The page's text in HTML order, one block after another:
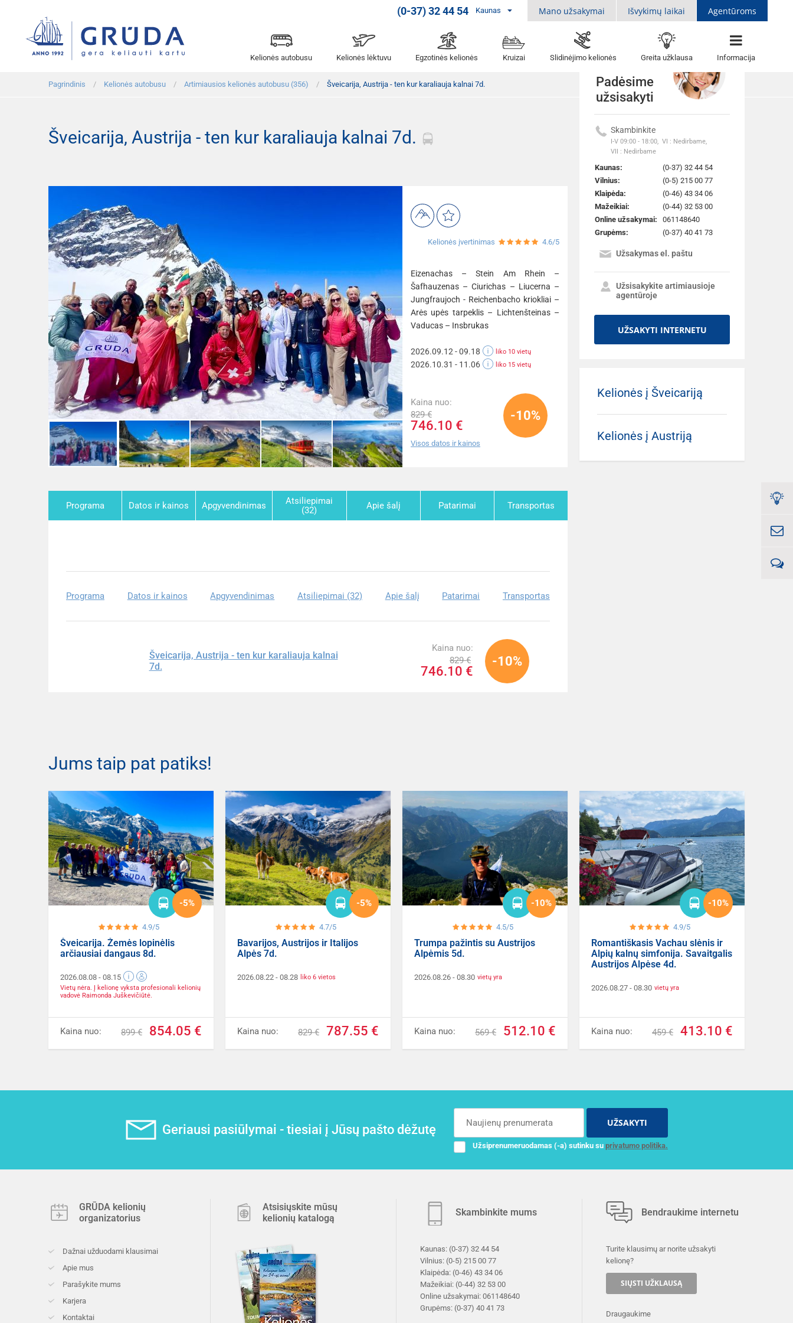
(0-37) 32 44 54 Kaunas Mano užsakymai Išvykimų laikai Agentūroms
Kelionės autobusu Kelionės lėktuvu Egzotinės kelionės Kruizai Slidinėjimo kelionės Greita užklausa Informacija
Pagrindinis Kelionės autobusu Artimiausios kelionės autobusu (356) Šveicarija, Austrija - ten kur karaliauja kalnai 7d.
Šveicarija, Austrija - ten kur karaliauja kalnai 7d.
Kelionės įvertinimas 4.6/5
Eizenachas – Stein Am Rhein –
Šafhauzenas – Ciurichas – Liucerna –
Jungfraujoch - Reichenbacho kriokliai –
Arės upės tarpeklis – Lichtenšteinas –
Vaducas – Insbrukas
2026.09.12 - 09.18 liko 10 vietų
2026.10.31 - 11.06 liko 15 vietų
Kaina nuo:
829 €
746.10 €
-10%
Visos datos ir kainos
Programa Datos ir kainos Apgyvendinimas
Atsiliepimai
(32)
Apie šalį Patarimai Transportas
Programa Datos ir kainos Apgyvendinimas Atsiliepimai (32) Apie šalį Patarimai Transportas
Šveicarija, Austrija - ten kur karaliauja kalnai
7d.
Kaina nuo:
829 €
746.10 €
-10%
Padėsime
užsisakyti
Skambinkite
I-V 09:00 - 18:00, VI : Nedirbame,
VII : Nedirbame
Kaunas:
(0-37) 32 44 54
Vilnius:
(0-5) 215 00 77
Klaipėda:
(0-46) 43 34 06
Mažeikiai:
(0-44) 32 53 00
Online užsakymai:
061148640
Grupėms:
(0-37) 40 41 73
Užsakymas el. paštu
Užsisakykite artimiausioje
agentūroje
UŽSAKYTI INTERNETU
Kelionės į Šveicariją
Kelionės į Austriją
Jums taip pat patiks!
4.9/5
-5%
Šveicarija. Žemės lopinėlis
arčiausiai dangaus 8d.
2026.08.08 - 08.15
Vietų nėra. Į kelionę vyksta profesionali kelionių
vadovė Raimonda Juškevičiūtė.
Kaina nuo: 899 € 854.05 €
4.7/5
-5%
Bavarijos, Austrijos ir Italijos
Alpės 7d.
2026.08.22 - 08.28 liko 6 vietos
Kaina nuo: 829 € 787.55 €
4.5/5
-10%
Trumpa pažintis su Austrijos
Alpėmis 5d.
2026.08.26 - 08.30 vietų yra
Kaina nuo: 569 € 512.10 €
4.9/5
-10%
Romantiškasis Vachau slėnis ir
Alpių kalnų simfonija. Savaitgalis
Austrijos Alpėse 4d.
2026.08.27 - 08.30 vietų yra
Kaina nuo: 459 € 413.10 €
Geriausi pasiūlymai - tiesiai į Jūsų pašto dėžutę UŽSAKYTI
Užsiprenumeruodamas (-a) sutinku su privatumo politika.
GRŪDA kelionių
organizatorius
Dažnai užduodami klausimai
Apie mus
Parašykite mums
Karjera
Kontaktai
Atsisiųskite mūsų
kelionių katalogą
Skambinkite mums
Kaunas: (0-37) 32 44 54
Vilnius: (0-5) 215 00 77
Klaipėda: (0-46) 43 34 06
Mažeikiai: (0-44) 32 53 00
Online užsakymai: 061148640
Grupėms: (0-37) 40 41 73
Bendraukime internetu
Turite klausimų ar norite užsakyti
kelionę?
SIŲSTI UŽKLAUSĄ
Draugaukime